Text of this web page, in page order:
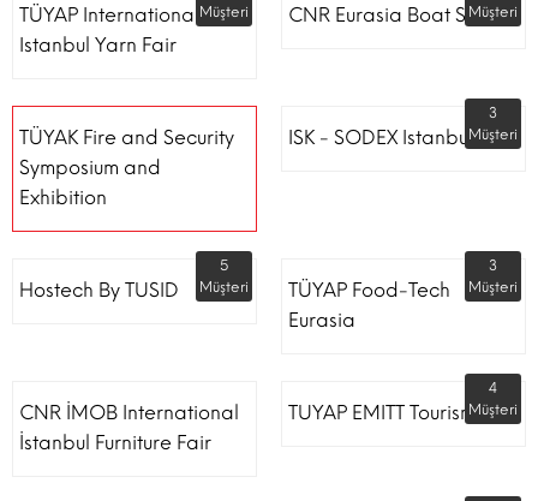
TÜYAP International
Istanbul Yarn Fair
Müşteri
CNR Eurasia Boat Show
Müşteri
TÜYAK Fire and Security
Symposium and
Exhibition
ISK - SODEX Istanbul
3
Müşteri
Hostech By TUSID
5
Müşteri
TÜYAP Food-Tech
Eurasia
3
Müşteri
CNR İMOB International
İstanbul Furniture Fair
TUYAP EMITT Tourism Fair
4
Müşteri